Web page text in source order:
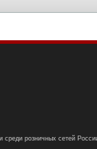
розничных сетей